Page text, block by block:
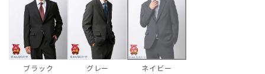
ブラック グレー ネイビー